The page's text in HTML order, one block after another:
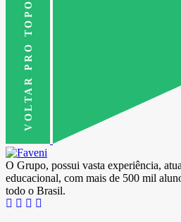
VOLTAR PRO TOPO
O Grupo, possui vasta experiência,
educacional, com mais de 500 mil
todo o Brasil.